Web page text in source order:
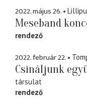
2022. május 26.
Meseband
rendező
2022. február 22.
Csináljunk
társulat
rendező